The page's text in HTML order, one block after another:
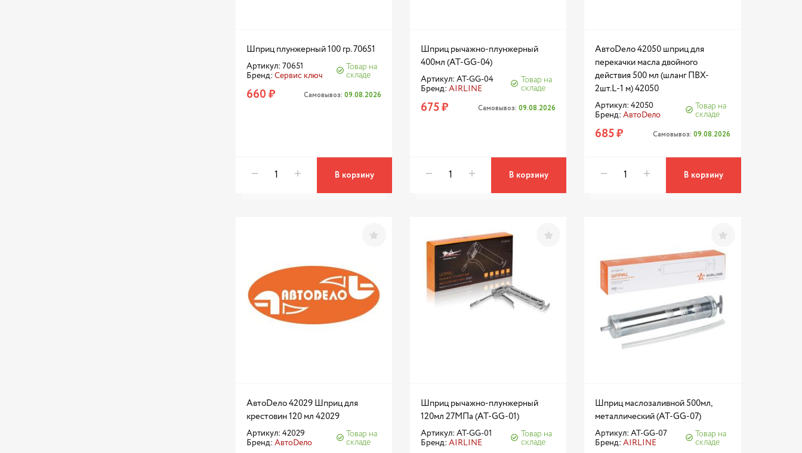
Шприц плунжерный 100 гр. 70651
Артикул: 70651
Бренд: Сервис ключ
Товар на
складе
660 ₽ Самовывоз: 09.08.2026
В корзину
Шприц рычажно-плунжерный
400мл (AT-GG-04)
Артикул: AT-GG-04
Бренд: AIRLINE
Товар на
складе
675 ₽ Самовывоз:09.08.2026
В корзину
АвтоDело 42050 шприц для
перекачки масла двойного
действия 500 мл (шланг ПВХ-
2шт.L-1 м) 42050
Артикул: 42050
Бренд:АвтоDело
Товар на
складе
685 ₽ Самовывоз: 09.08.2026
В корзину
АвтоDело 42029 Шприц для
крестовин 120 мл 42029
Артикул: 42029
Бренд: АвтоDело
Товар на
складе
Шприц рычажно-плунжерный
120мл 27МПа (AT-GG-01)
Артикул: AT-GG-01
Бренд: AIRLINE
Товар на
складе
Шприц маслозаливной 500мл,
металлический (AT-GG-07)
Артикул: AT-GG-07
Бренд:AIRLINE
Товар на
складе